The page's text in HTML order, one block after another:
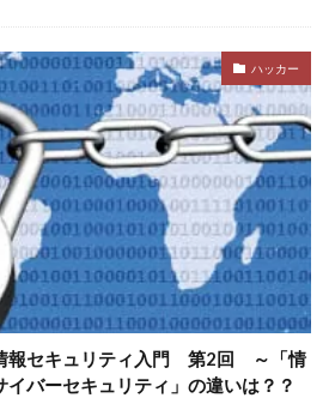
ハッカー
報セキュリティ入門 第2回 ～「情
バーセキュリティ」の違いは？？